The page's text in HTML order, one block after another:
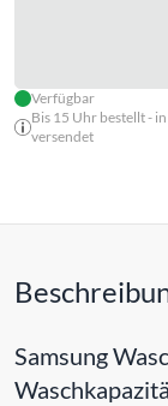
Verfügbar
Bis 15 Uhr bestellt -
versendet
Samsung